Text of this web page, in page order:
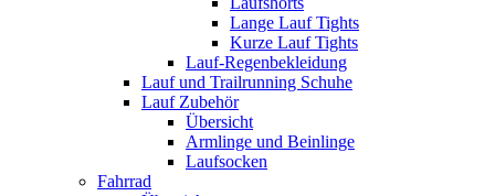
Lange Lauf Tights
Kurze Lauf Tights
Lauf-Regenbekleidung
Lauf und Trailrunning Schuhe
Lauf Zubehör
Übersicht
Armlinge und Beinlinge
Laufsocken
Fahrrad